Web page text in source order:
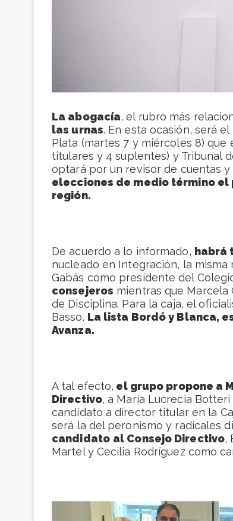
La abogacía, el rubro más
las urnas. En esta ocasión, será
Plata (martes 7 y miércoles 8)
titulares y 4 suplentes) y Tribunal
optará por un revisor de cuentas
elecciones de medio término
región.
De acuerdo a lo informado, habrá
nucleado en Integración, la
Gabás como presidente del
consejeros mientras que Marcela
de Disciplina. Para la caja, el
Basso. La lista Bordó y Blanca,
Avanza.
A tal efecto, el grupo propone a
Directivo, a María Lucrecia
candidato a director titular en la
será la del peronismo y radicales
candidato al Consejo Directivo,
Martel y Cecilia Rodríguez como